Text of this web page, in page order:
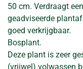
50 cm. Verdraagt
geadviseerde
goed verkrijgbaar.
Bosplant.
Deze plant is zeer
(vrijwel) volwassen